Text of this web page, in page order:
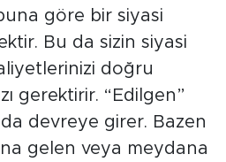
göre bir siyasi
Bu da sizin siyasi
doğru
gerektirir. “Edilgen”
devreye girer. Bazen
gelen veya meydana